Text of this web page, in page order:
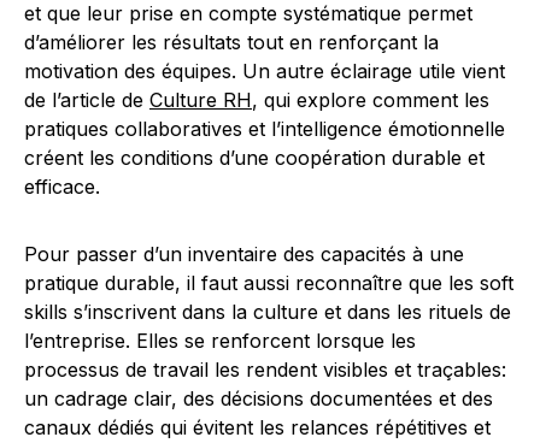
et que leur prise en compte systématique permet
d’améliorer les résultats tout en renforçant la
motivation des équipes. Un autre éclairage utile vient
de l’article de Culture RH, qui explore comment les
pratiques collaboratives et l’intelligence émotionnelle
créent les conditions d’une coopération durable et
efficace.
Pour passer d’un inventaire des capacités à une
pratique durable, il faut aussi reconnaître que les soft
skills s’inscrivent dans la culture et dans les rituels de
l’entreprise. Elles se renforcent lorsque les
processus de travail les rendent visibles et traçables:
un cadrage clair, des décisions documentées et des
canaux dédiés qui évitent les relances répétitives et